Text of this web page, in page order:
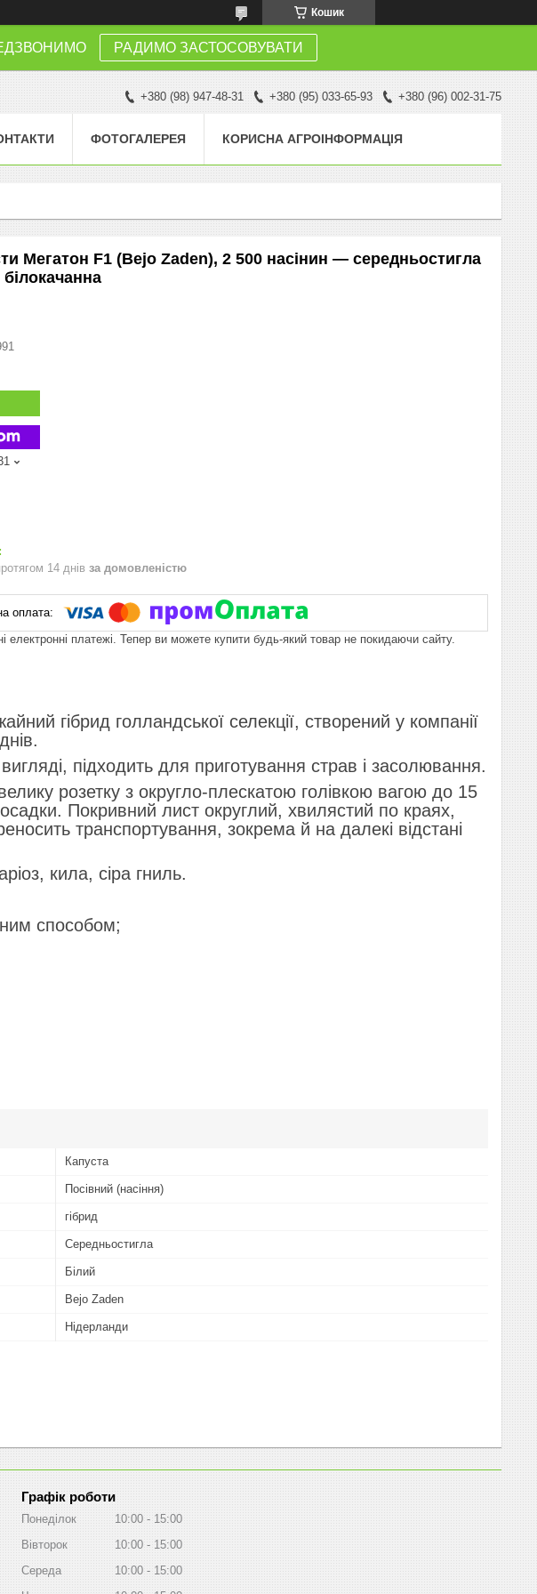
Кошик
РАДИМО ЗАСТОСОВУВАТИ
+380 (98) 947-48-31 +380 (95) 033-65-93 +380 (96) 002-31-75
ФОТОГАЛЕРЕЯ КОРИСНА АГРОІНФОРМАЦІЯ
Мегатон F1 (Bejo Zaden), 2 500 насінин — середньостигла
білокачанна
14 днів за домовленістю
електронні платежі. Тепер ви можете купити будь-який товар не покидаючи сайту.
гібрид голландської селекції, створений у компанії
підходить для приготування страв і засолювання.
розетку з округло-плескатою голівкою вагою до 15
Покривний лист округлий, хвилястий по краях,
транспортування, зокрема й на далекі відстані
кила, сіра гниль.
способом;
Капуста
Посівний (насіння)
гібрид
Середньостигла
Білий
Bejo Zaden
Нідерланди
Графік роботи
Понеділок 10:00
15:00
Вівторок
10:00
15:00
Середа
10:00
15:00